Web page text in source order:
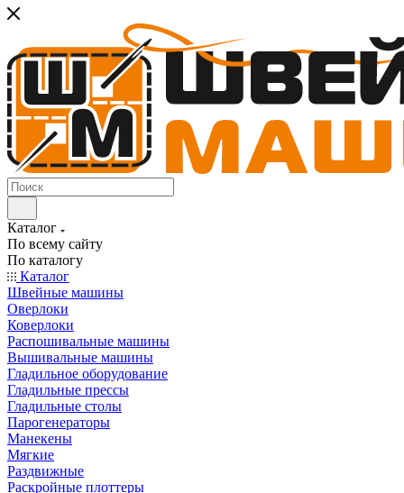
Каталог
По всему сайту
По каталогу
Каталог
Швейные машины
Оверлоки
Коверлоки
Распошивальные машины
Вышивальные машины
Гладильное оборудование
Гладильные прессы
Гладильные столы
Парогенераторы
Манекены
Мягкие
Раздвижные
Раскройные плоттеры